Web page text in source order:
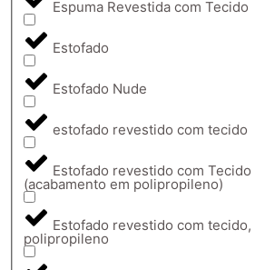
Espuma Revestida com Tecido
Estofado
Estofado Nude
estofado revestido com tecido
Estofado revestido com
(acabamento em polipropileno)
Estofado revestido com
polipropileno